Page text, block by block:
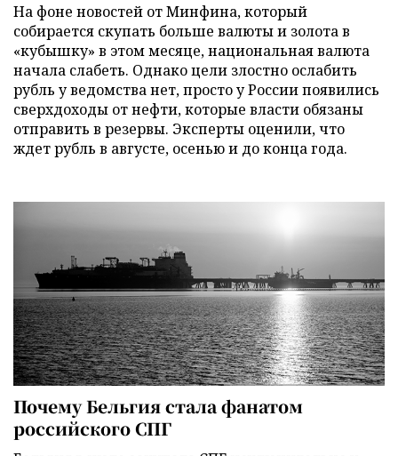
На фоне новостей от Минфина, который
собирается скупать больше валюты и золота в
«кубышку» в этом месяце, национальная валюта
начала слабеть. Однако цели злостно ослабить
рубль у ведомства нет, просто у России появились
сверхдоходы от нефти, которые власти обязаны
отправить в резервы. Эксперты оценили, что
ждет рубль в августе, осенью и до конца года.
Почему Бельгия стала фанатом
российского СПГ